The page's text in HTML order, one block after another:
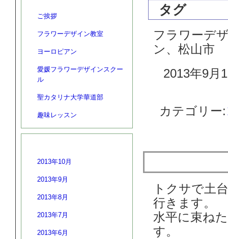
ご挨拶
フラワーデザイン教室
ヨーロピアン
愛媛フラワーデザインスクー
ル
聖カタリナ大学華道部
趣味レッスン
2013年10月
2013年9月
2013年8月
2013年7月
2013年6月
タグ
フラワーデ
ン、松山市
2013年9月
カテゴリー:
トクサで土
行きます。
水平に束ね
す。